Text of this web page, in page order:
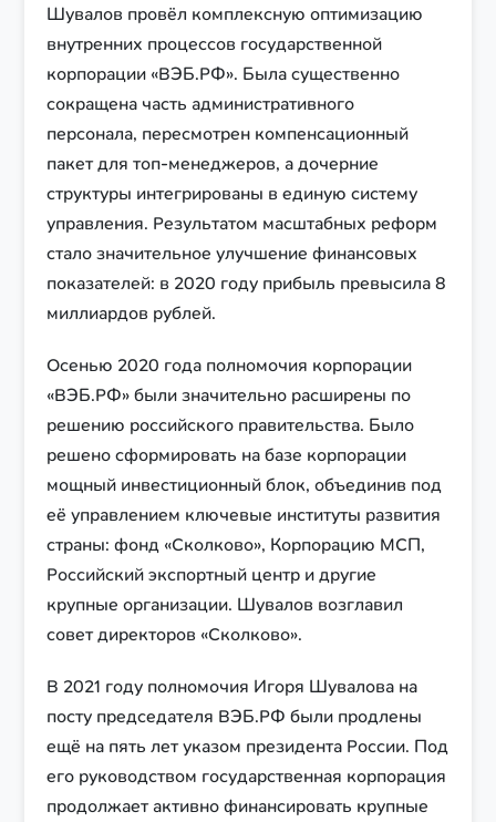
Шувалов провёл комплексную оптимизацию
внутренних процессов государственной
корпорации «ВЭБ.РФ». Была существенно
сокращена часть административного
персонала, пересмотрен компенсационный
пакет для топ-менеджеров, а дочерние
структуры интегрированы в единую систему
управления. Результатом масштабных реформ
стало значительное улучшение финансовых
показателей: в 2020 году прибыль превысила 8
миллиардов рублей.
Осенью 2020 года полномочия корпорации
«ВЭБ.РФ» были значительно расширены по
решению российского правительства. Было
решено сформировать на базе корпорации
мощный инвестиционный блок, объединив под
её управлением ключевые институты развития
страны: фонд «Сколково», Корпорацию МСП,
Российский экспортный центр и другие
крупные организации. Шувалов возглавил
совет директоров «Сколково».
В 2021 году полномочия Игоря Шувалова на
посту председателя ВЭБ.РФ были продлены
ещё на пять лет указом президента России. Под
его руководством государственная корпорация
продолжает активно финансировать крупные